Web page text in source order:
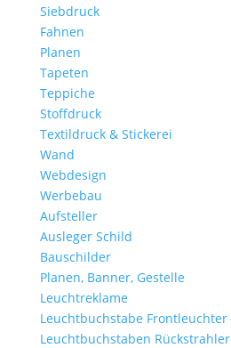
Siebdruck
Fahnen
Planen
Tapeten
Teppiche
Stoffdruck
Textildruck & Stickerei
Wand
Webdesign
Werbebau
Aufsteller
Ausleger Schild
Bauschilder
Planen, Banner, Gestelle
Leuchtreklame
Leuchtbuchstabe Frontleuchter
Leuchtbuchstaben Rückstrahler